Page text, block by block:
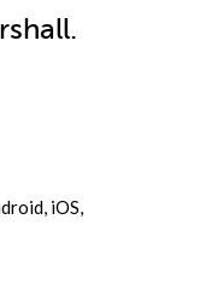
iOS,